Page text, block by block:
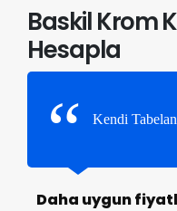
Baskil Krom
Hesapla
Kendi
Daha uygun